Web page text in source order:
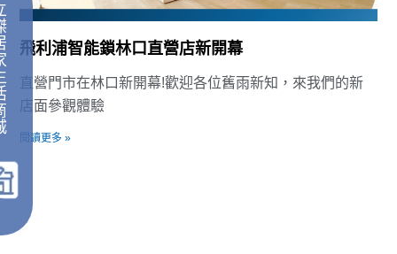
飛利浦智能鎖林口直營店新開幕
直營門市在林口新開幕!歡迎各位舊雨新知，來我們的新
店面參觀體驗
閱讀更多 »